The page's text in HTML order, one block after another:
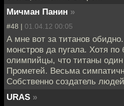
Мичман Панин »
#48 | 01.04.12 00:05
А мне вот за титанов
монстров да пугала. Хотя
олимпийцы, что титаны
Прометей. Весьма
Собственно создатель
URAS »